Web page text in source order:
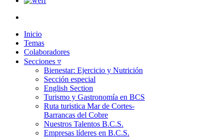
Inicio
Temas
Colaboradores
Secciones ▿
Bienestar: Ejercicio y Nutrición
Sección especial
English Section
Turismo y Gastronomía en BCS
Ruta turistica Mar de Cortes-
Barrancas del Cobre
Nuestros Talentos B.C.S.
Empresas líderes en B.C.S.